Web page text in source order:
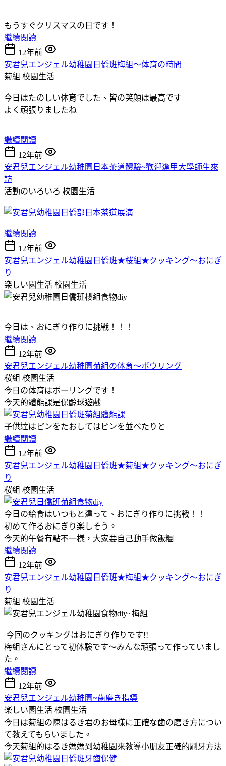
もうすぐクリスマスの日です！
繼續閱讀
12年前
安君兒エンジェル幼稚園日僑班梅組～体育の時間
菊組 校園生活
今日はたのしい体育でした、皆の笑顔は最高です
よく頑張りましたね
繼續閱讀
12年前
安君兒エンジェル幼稚園日本茶道體驗~歡迎逢甲大學師生來
訪
活動のいろいろ 校園生活
繼續閱讀
12年前
安君兒エンジェル幼稚園日僑班★桜組★クッキング～おにぎ
り
楽しい園生活 校園生活
今日は、おにぎり作りに挑戦！！！
繼續閱讀
12年前
安君兒エンジェル幼稚園菊組の体育～ボウリング
桜組 校園生活
今日の体育はボーリングです！
今天的體能課是保齡球遊戲
子供達はピンをたおしてはピンを並べたりと
繼續閱讀
12年前
安君兒エンジェル幼稚園日僑班★菊組★クッキング～おにぎ
り
桜組 校園生活
今日の給食はいつもと違って、おにぎり作りに挑戦！！
初めて作るおにぎり楽しそう。
今天的午餐有點不一樣，大家要自己動手做飯糰
繼續閱讀
12年前
安君兒エンジェル幼稚園日僑班★梅組★クッキング～おにぎ
り
菊組 校園生活
今回のクッキングはおにぎり作りです!!
梅組さんにとって初体験です～みんな頑張って作っていまし
た。
繼續閱讀
12年前
安君兒エンジェル幼稚園~歯磨き指導
楽しい園生活 校園生活
今日は菊組の陳はるき君のお母様に正確な歯の磨き方につい
て教えてもらいました。
今天菊組的はるき媽媽到幼稚園來教導小朋友正確的刷牙方法